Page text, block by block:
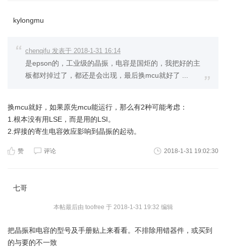
kylongmu
chenqifu 发表于 2018-1-31 16:14
是epson的，工业级的晶振，电容是国炬的，我把好的主
板都对掉过了，都还是会出现，最后换mcu就好了 ...
换mcu就好，如果原先mcu能运行，那么有2种可能考虑：
1.根本没有用LSE，而是用的LSI。
2.焊接的寄生电容效应影响到晶振的起动。
赞 评论 2018-1-31 19:02:30
七哥
本帖最后由 toofree 于 2018-1-31 19:32 编辑
把晶振和电容的型号及手册贴上来看看。不排除用错器件，或买到
的与要的不一致